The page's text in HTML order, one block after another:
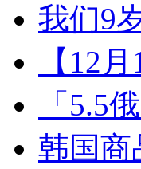
我们9
【12
「5.5
韩国商